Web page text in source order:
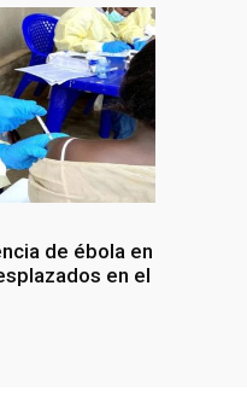
de ébola en
en el